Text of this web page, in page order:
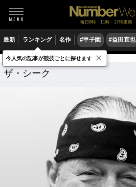
毎日6時・11時・17時更新
最新 ランキング 名作 #甲子園 #益田直也
ザ・シーク 関連記事
ザ・シーク
今人気の記事が競技ごとに探せます ×